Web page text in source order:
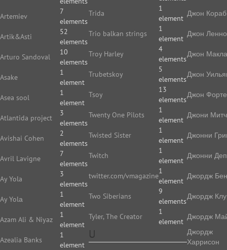
Artemiev
7
elements
Artik&Asti
52
elements
Arturo Sandoval
10
elements
Asake
1
element
Asea sool
1
element
Atlantida project
3
elements
Avishai Cohen
2
elements
Avril Lavigne
7
elements
Ay Yola
3
elements
Ay Yolа
1
element
Azam Ali & Niyaz
1
element
Azealia Banks
1
element
Trida
1
element
Trio balkan strings
1
element
Troy Harley
4
elements
Trubetskoy
5
elements
Tsoy
13
elements
Twenty One Pilots
1
element
Twisted Sister
1
element
Twitch
1
element
twitter.com/vmagazine
1
element
Two Siberians
9
elements
Tyler, The Creator
1
element
U
Джон
Джон
Джон
Джон
Джон Форте
Джони
Джонни
Джонни
Джордж
Джордж
Джордж
Джордж
Харрисон